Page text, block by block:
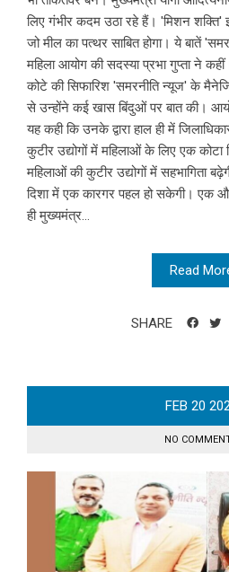
लिए गंभीर कदम उठा रहे हैं। 'मिशन शक्ति'
जो मील का पत्थर साबित होगा। ये बातें
महिला आयोग की सदस्या प्रभा गुप्ता ने
कोटे की सिफारिश 'समरनीति न्यूज' के
से उन्होंने कई खास बिंदुओं पर बात की।
यह कही कि उनके द्वारा हाल ही में
कुटीर उद्योगों में महिलाओं के लिए एक कोटा
महिलाओं की कुटीर उद्योगों में सहभागिता
दिशा में एक कारगर पहल हो सकेगी। एक
ही मुख्यमंत्र...
Read
SHARE
FEB 20
NO